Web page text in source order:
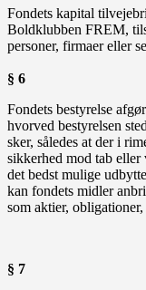
Fondets kapital
Boldklubben FREM,
personer, firmaer eller
§ 6
Fondets bestyrelse
hvorved bestyrelsen
sker, således at der i
sikkerhed mod tab
det bedst mulige
kan fondets midler
som aktier,
§ 7